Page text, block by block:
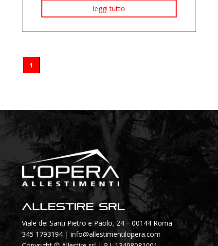
leggi tutto
1
Allestire SRL
Viale dei Santi Pietro e Paolo, 24 – 00144 Roma
345 1793194|info@allestimentilopera.com